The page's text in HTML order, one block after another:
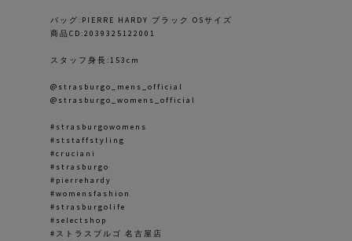
バッグ:PIERRE HARDY ブラック OSサイズ
商品CD:2039325122001
スタッフ身長:153cm
@strasburgo_mens_official
@strasburgo_womens_official
#strasburgowomens
#ststaffstyling
#cruciani
#strasburgo
#pierrehardy
#womensfashion
#strasburgolife
#selectshop
#ストラスブルゴ 名古屋店